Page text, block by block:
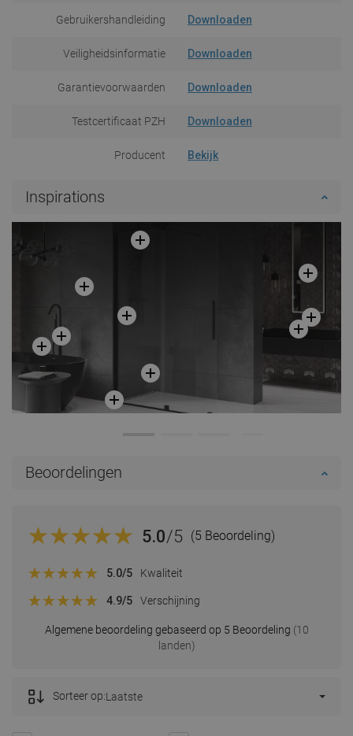
Gebruikershandleiding Downloaden
Veiligheidsinformatie Downloaden
Garantievoorwaarden Downloaden
Testcertificaat PZH Downloaden
Producent Bekijk
Inspirations
Beoordelingen
5.0/5 (5 Beoordeling)
Algemene beoordeling gebaseerd op 5 Beoordeling (10
landen)
5.0/5 Kwaliteit
4.9/5 Verschijning
Sorteer op:Laatste